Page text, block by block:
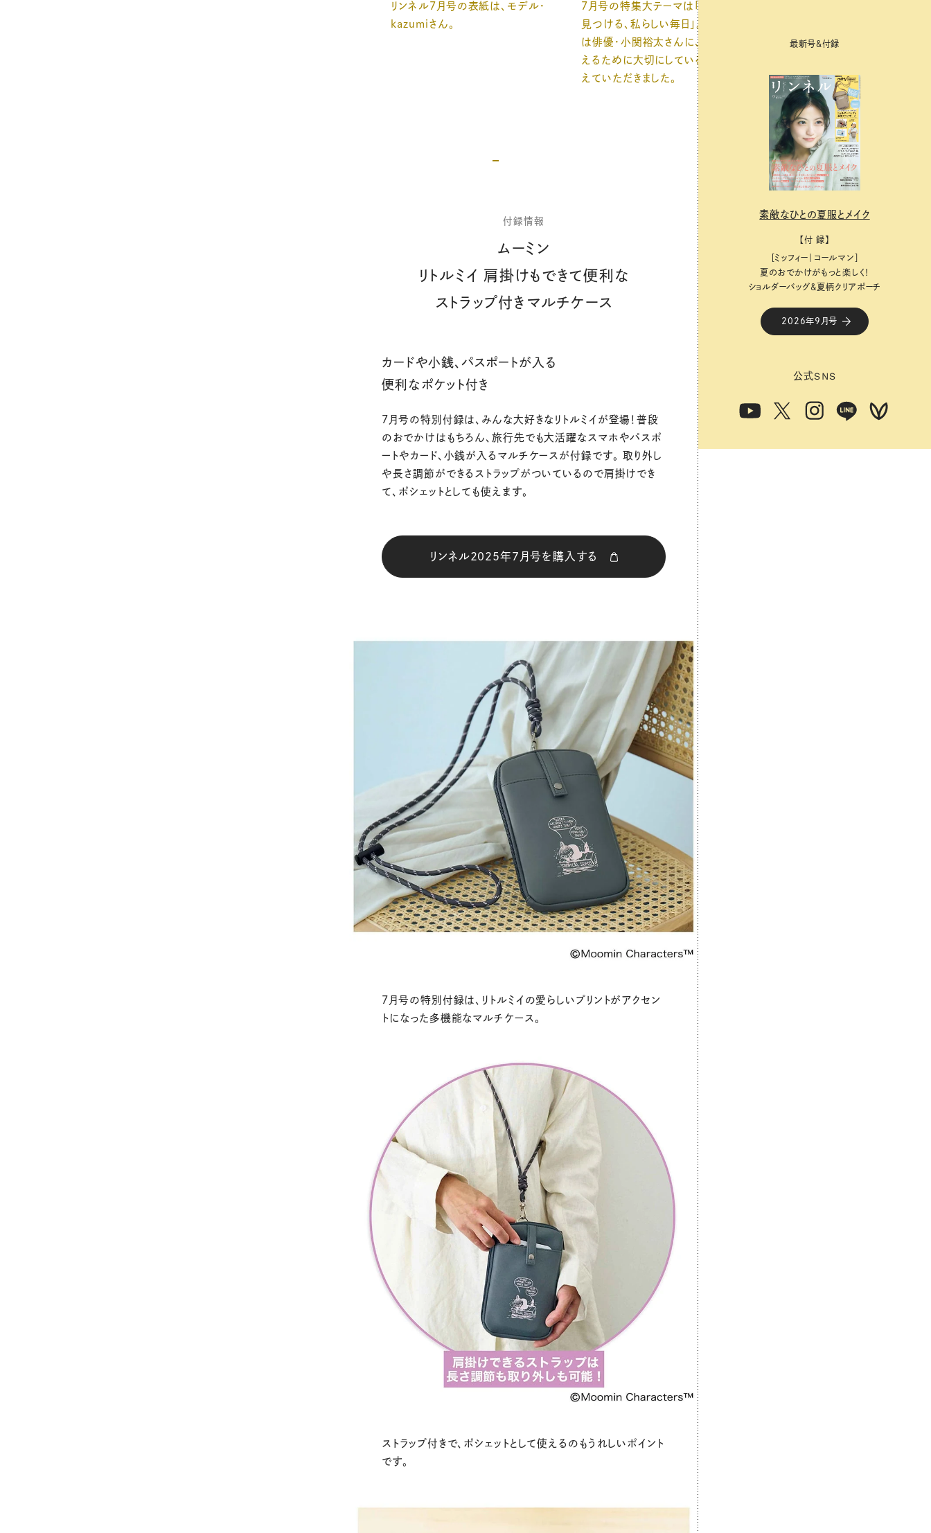
リンネル7月号の表紙は、モデル・
kazumiさん。
7月号の特集大テーマは「整えて、
見つける、私らしい毎日」。巻頭で
は俳優・小関裕太さんに、自分を整
えるために大切にしていることを教
えていただきました。
も発売中。
付録情報
ムーミン
リトルミイ 肩掛けもできて便利な
ストラップ付きマルチケース
カードや小銭、パスポートが入る
便利なポケット付き
7月号の特別付録は、みんな大好きなリトルミイが登場！普段
のおでかけはもちろん、旅行先でも大活躍なスマホやパスポ
ートやカード、小銭が入るマルチケースが付録です。 取り外し
や長さ調節ができるストラップがついているので肩掛けでき
て、ポシェットとしても使えます。
リンネル2025年7月号を購入する
CLOSE
7月号の特別付録は、リトルミイの愛らしいプリントがアクセン
トになった多機能なマルチケース。
ストラップ付きで、ポシェットとして使えるのもうれしいポイント
です。
最新号＆付録
素敵なひとの夏服とメイク
【付 録】
［ミッフィー｜コールマン］
夏のおでかけがもっと楽しく！
ショルダーバッグ&夏柄クリアポーチ
2026年9月号
公式SNS